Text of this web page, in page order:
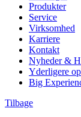
Produkter
Service
Virksomhed
Karriere
Kontakt
Nyheder &
Yderligere
Big
Tilbage